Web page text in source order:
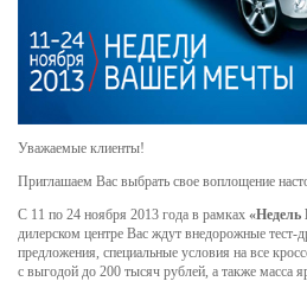
Уважаемые клиенты!
Приглашаем Вас выбрать свое воплощение
С 11 по 24 ноября 2013 года в рамках
дилерском центре Вас ждут внедорожные тест-
предложения, специальные условия на все
с выгодой до 200 тысяч рублей, а также масса